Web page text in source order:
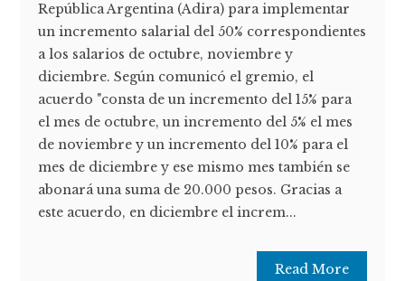
República Argentina (Adira) para implementar
un incremento salarial del 50% correspondientes
a los salarios de octubre, noviembre y
diciembre. Según comunicó el gremio, el
acuerdo "consta de un incremento del 15% para
el mes de octubre, un incremento del 5% el mes
de noviembre y un incremento del 10% para el
mes de diciembre y ese mismo mes también se
abonará una suma de 20.000 pesos. Gracias a
este acuerdo, en diciembre el increm...
Read More